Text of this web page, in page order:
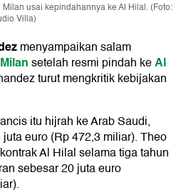
usai kepindahannya ke Al Hilal. (Foto:
Villa)
menyampaikan salam
setelah resmi pindah keAl
turut mengkritik kebijakan
itu hijrah ke Arab Saudi,
euro (Rp 472,3 miliar). Theo
Al Hilal selama tiga tahun
sebesar 20 juta euro